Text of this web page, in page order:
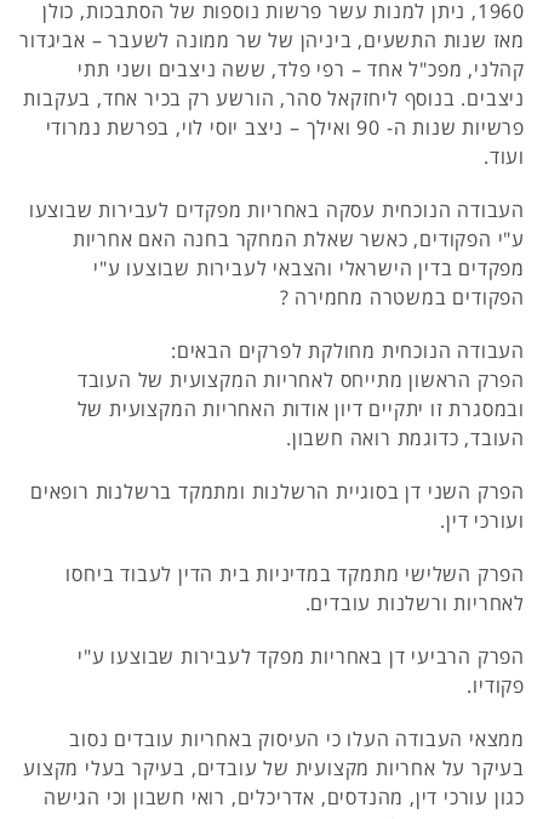
1960, ניתן למנות עשר פרשות נוספות של הסתבכות, כולן
מאז שנות התשעים, ביניהן של שר ממונה לשעבר – אביגדור
קהלני, מפכ"ל אחד – רפי פלד, ששה ניצבים ושני תתי
ניצבים. בנוסף ליחזקאל סהר, הורשע רק בכיר אחד, בעקבות
פרשיות שנות ה- 90 ואילך – ניצב יוסי לוי, בפרשת נמרודי
ועוד.
העבודה הנוכחית עסקה באחריות מפקדים לעבירות שבוצעו
ע"י הפקודים, כאשר שאלת המחקר בחנה האם אחריות
מפקדים בדין הישראלי והצבאי לעבירות שבוצעו ע"י
הפקודים במשטרה מחמירה ?
העבודה הנוכחית מחולקת לפרקים הבאים:
הפרק הראשון מתייחס לאחריות המקצועית של העובד
ובמסגרת זו יתקיים דיון אודות האחריות המקצועית של
העובד, כדוגמת רואה חשבון.
הפרק השני דן בסוגיית הרשלנות ומתמקד ברשלנות רופאים
ועורכי דין.
הפרק השלישי מתמקד במדיניות בית הדין לעבוד ביחסו
לאחריות ורשלנות עובדים.
הפרק הרביעי דן באחריות מפקד לעבירות שבוצעו ע"י
פקודיו.
ממצאי העבודה העלו כי העיסוק באחריות עובדים נסוב
בעיקר על אחריות מקצועית של עובדים, בעיקר בעלי מקצוע
כגון עורכי דין, מהנדסים, אדריכלים, רואי חשבון וכי הגישה